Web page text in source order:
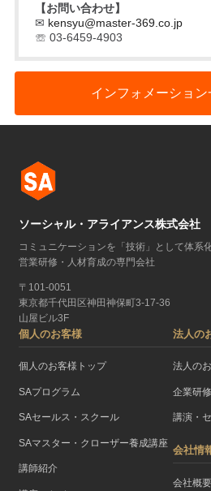
【お問い合わせ】
✉ kensyu@master-369.co.jp
☏ 03-6459-4903
インフォメーション
ソーシャル・アライアンス株式会社
コミュニケーションを「技術」として体系
営業研修・人材育成の専門会社
〒101-0051
東京都千代田区神田神保町3-17-36
山屋ビル3F
個人のお客様
個人のお客様トップ
SAプログラム
SAセールス・スクール
SAマスター・クローザー養成講座
講師紹介
法人の
法人の
企業研修
講演・
会社情
会社概要